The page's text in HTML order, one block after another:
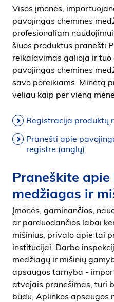
Visos įmonės,
pavojingas chemines
profesionaliam
šiuos produktus pranešti
reikalavimas galioja ir
pavojingas chemines
savo poreikiams. Minėtą
vėliau kaip per vieną
Registracija produktų
Pranešti apie
registre (anglų)
Praneškite
medžiagas ir
Įmonės, gaminančios,
ar parduodančios labai
mišinius, privalo apie tai
institucijai. Darbo
medžiagų ir mišinių
apsaugos tarnyba -
atvejais pranešimas, turi
būdu, Aplinkos apsaugos